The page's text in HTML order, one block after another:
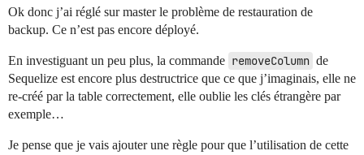
Ok donc j’ai réglé sur master le problème de restauration de
backup. Ce n’est pas encore déployé.
En investiguant un peu plus, la commande removeColumn de
Sequelize est encore plus destructrice que ce que j’imaginais, elle ne
re-créé par la table correctement, elle oublie les clés étrangère par
exemple…
Je pense que je vais ajouter une règle pour que l’utilisation de cette